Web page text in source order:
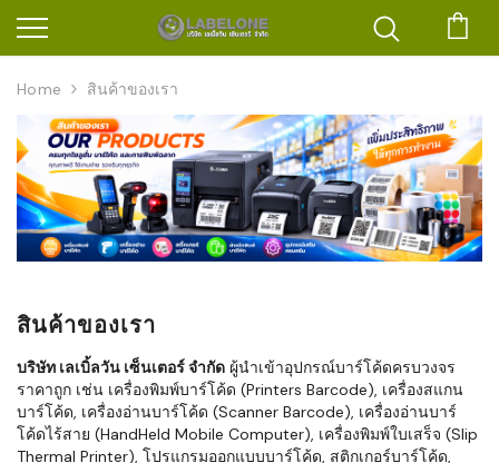
Home สินค้าของเรา
สินค้าของเรา
บริษัท เลเบิ้ลวัน เซ็นเตอร์ จำกัด ผู้นำเข้าอุปกรณ์บาร์โค้ดครบวงจร
ราคาถูก เช่น เครื่องพิมพ์บาร์โค้ด (Printers Barcode), เครื่องสแกน
บาร์โค้ด, เครื่องอ่านบาร์โค้ด (Scanner Barcode), เครื่องอ่านบาร์
โค้ดไร้สาย (HandHeld Mobile Computer), เครื่องพิมพ์ใบเสร็จ (Slip
Thermal Printer), โปรแกรมออกแบบบาร์โค้ด, สติกเกอร์บาร์โค้ด,